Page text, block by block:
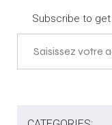
Subscribe to
Saisissez votre adresse e-mail…